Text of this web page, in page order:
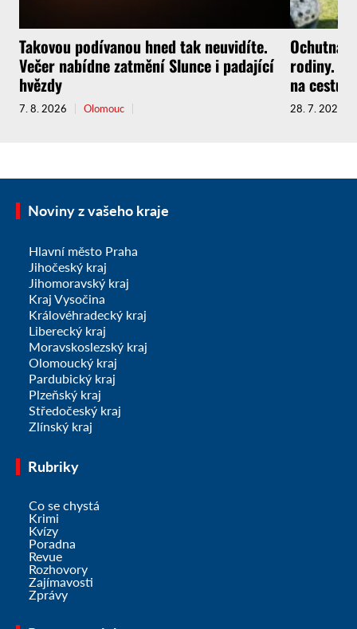
Takovou podívanou hned tak neuvidíte.
Večer nabídne zatmění Slunce i padající
hvězdy
7. 8. 2026 Olomouc
rodiny.
na cestu.
28. 7. 2026
Noviny z vašeho kraje
Hlavní město Praha
Jihočeský kraj
Jihomoravský kraj
Kraj Vysočina
Královéhradecký kraj
Liberecký kraj
Moravskoslezský kraj
Olomoucký kraj
Pardubický kraj
Plzeňský kraj
Středočeský kraj
Zlínský kraj
Rubriky
Co se chystá
Krimi
Kvízy
Poradna
Revue
Rozhovory
Zajímavosti
Zprávy